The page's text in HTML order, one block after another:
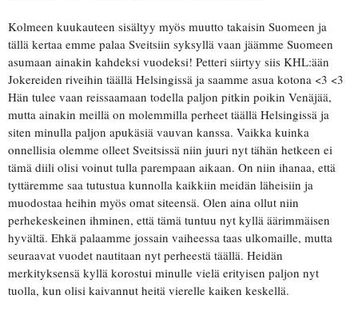
Kolmeen kuukauteen sisältyy myös muutto takaisin Suomeen ja
tällä kertaa emme palaa Sveitsiin syksyllä vaan jäämme Suomeen
asumaan ainakin kahdeksi vuodeksi! Petteri siirtyy siis KHL:ään
Jokereiden riveihin täällä Helsingissä ja saamme asua kotona <3 <3
Hän tulee vaan reissaamaan todella paljon pitkin poikin Venäjää,
mutta ainakin meillä on molemmilla perheet täällä Helsingissä ja
siten minulla paljon apukäsiä vauvan kanssa. Vaikka kuinka
onnellisia olemme olleet Sveitsissä niin juuri nyt tähän hetkeen ei
tämä diili olisi voinut tulla parempaan aikaan. On niin ihanaa, että
tyttäremme saa tutustua kunnolla kaikkiin meidän läheisiin ja
muodostaa heihin myös omat siteensä. Olen aina ollut niin
perhekeskeinen ihminen, että tämä tuntuu nyt kyllä äärimmäisen
hyvältä. Ehkä palaamme jossain vaiheessa taas ulkomaille, mutta
seuraavat vuodet nautitaan nyt perheestä täällä. Heidän
merkityksensä kyllä korostui minulle vielä erityisen paljon nyt
tuolla, kun olisi kaivannut heitä vierelle kaiken keskellä.